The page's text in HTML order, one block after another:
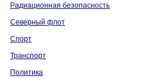
Радиационная безопасность
Северный флот
Спорт
Транспорт
Политика